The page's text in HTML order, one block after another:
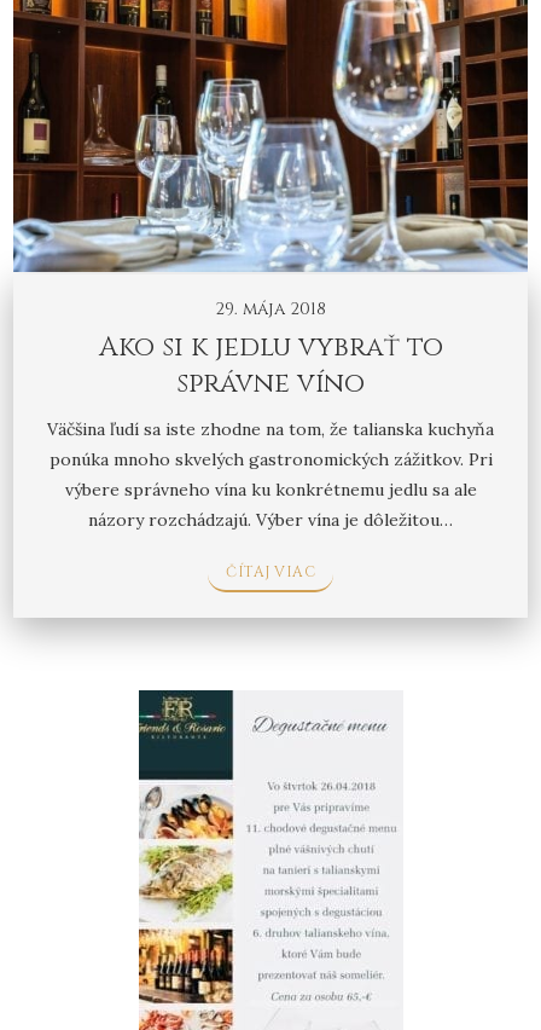
29. mája 2018
Ako si k jedlu vybrať to
správne víno
Väčšina ľudí sa iste zhodne na tom, že talianska kuchyňa
ponúka mnoho skvelých gastronomických zážitkov. Pri
výbere správneho vína ku konkrétnemu jedlu sa ale
názory rozchádzajú. Výber vína je dôležitou…
ČÍTAJ VIAC